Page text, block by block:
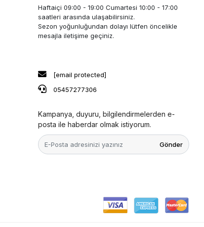
Haftaiçi 09:00 - 19:00 Cumartesi 10:00 - 17:00
saatleri arasında ulaşabilirsiniz.
Sezon yoğunluğundan dolayı lütfen öncelikle
mesajla iletişime geçiniz.
[email protected]
05457277306
Kampanya, duyuru, bilgilendirmelerden e-
posta ile haberdar olmak istiyorum.
Gönder